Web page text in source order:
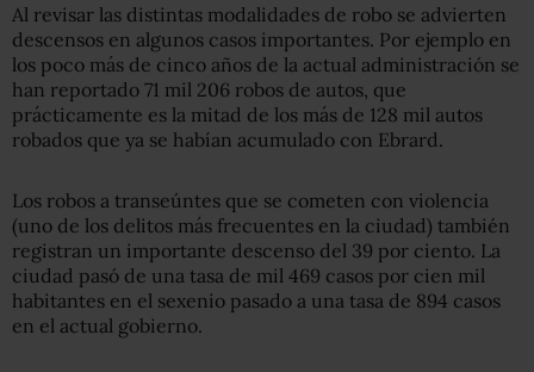
Al revisar las distintas modalidades de robo se advierten
descensos en algunos casos importantes. Por ejemplo en
los poco más de cinco años de la actual administración se
han reportado 71 mil 206 robos de autos, que
prácticamente es la mitad de los más de 128 mil autos
robados que ya se habían acumulado con Ebrard.
Los robos a transeúntes que se cometen con violencia
(uno de los delitos más frecuentes en la ciudad) también
registran un importante descenso del 39 por ciento. La
ciudad pasó de una tasa de mil 469 casos por cien mil
habitantes en el sexenio pasado a una tasa de 894 casos
en el actual gobierno.